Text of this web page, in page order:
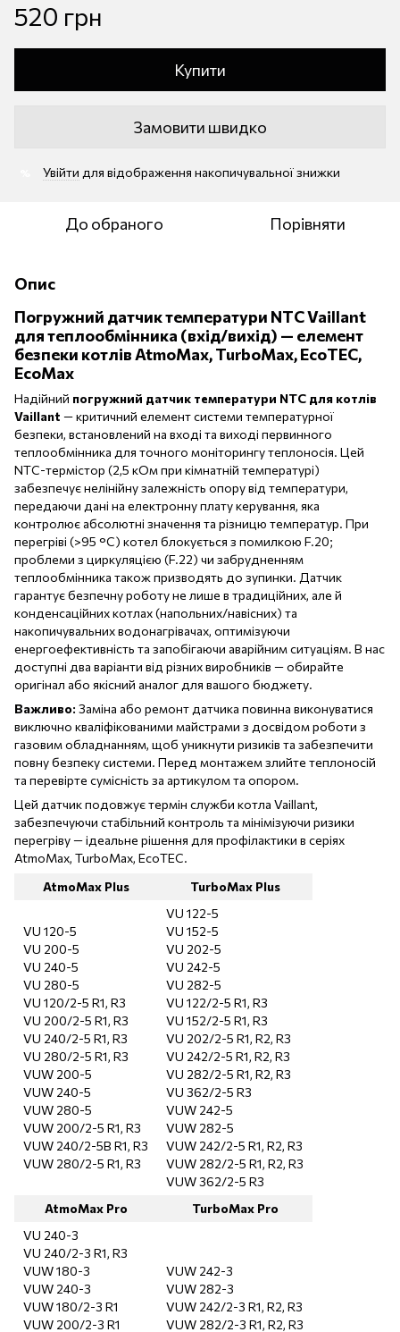
520 грн
Купити
Замовити швидко
Увійти для відображення накопичувальної знижки
До обраного Порівняти
Опис
Погружний датчик температури NTC Vaillant
для теплообмінника (вхід/вихід) — елемент
безпеки котлів AtmoMax, TurboMax, EcoTEC,
EcoMax
Надійний погружний датчик температури NTC для котлів
Vaillant — критичний елемент системи температурної
безпеки, встановлений на вході та виході первинного
теплообмінника для точного моніторингу теплоносія. Цей
NTC-термістор (2,5 кОм при кімнатній температурі)
забезпечує нелінійну залежність опору від температури,
передаючи дані на електронну плату керування, яка
контролює абсолютні значення та різницю температур. При
перегріві (>95 °C) котел блокується з помилкою F.20;
проблеми з циркуляцією (F.22) чи забрудненням
теплообмінника також призводять до зупинки. Датчик
гарантує безпечну роботу не лише в традиційних, але й
конденсаційних котлах (напольних/навісних) та
накопичувальних водонагрівачах, оптимізуючи
енергоефективність та запобігаючи аварійним ситуаціям. В нас
доступні два варіанти від різних виробників — обирайте
оригінал або якісний аналог для вашого бюджету.
Важливо: Заміна або ремонт датчика повинна виконуватися
виключно кваліфікованими майстрами з досвідом роботи з
газовим обладнанням, щоб уникнути ризиків та забезпечити
повну безпеку системи. Перед монтажем злийте теплоносій
та перевірте сумісність за артикулом та опором.
Цей датчик подовжує термін служби котла Vaillant,
забезпечуючи стабільний контроль та мінімізуючи ризики
перегріву — ідеальне рішення для профілактики в серіях
AtmoMax, TurboMax, EcoTEC.
AtmoMax Plus
TurboMax Plus
VU 120-5
VU 200-5
VU 240-5
VU 280-5
VU 120/2-5 R1, R3
VU 200/2-5 R1, R3
VU 240/2-5 R1, R3
VU 280/2-5 R1, R3
VUW 200-5
VUW 240-5
VUW 280-5
VUW 200/2-5 R1, R3
VUW 240/2-5B R1, R3
VUW 280/2-5 R1, R3
VU 122-5
VU 152-5
VU 202-5
VU 242-5
VU 282-5
VU 122/2-5 R1, R3
VU 152/2-5 R1, R3
VU 202/2-5 R1, R2, R3
VU 242/2-5 R1, R2, R3
VU 282/2-5 R1, R2, R3
VU 362/2-5 R3
VUW 242-5
VUW 282-5
VUW 242/2-5 R1, R2, R3
VUW 282/2-5 R1, R2, R3
VUW 362/2-5 R3
AtmoMax Pro
TurboMax Pro
VU 240-3
VU 240/2-3 R1, R3
VUW 180-3
VUW 240-3
VUW 180/2-3 R1
VUW 200/2-3 R1
VUW 242-3
VUW 282-3
VUW 242/2-3 R1, R2, R3
VUW 282/2-3 R1, R2, R3